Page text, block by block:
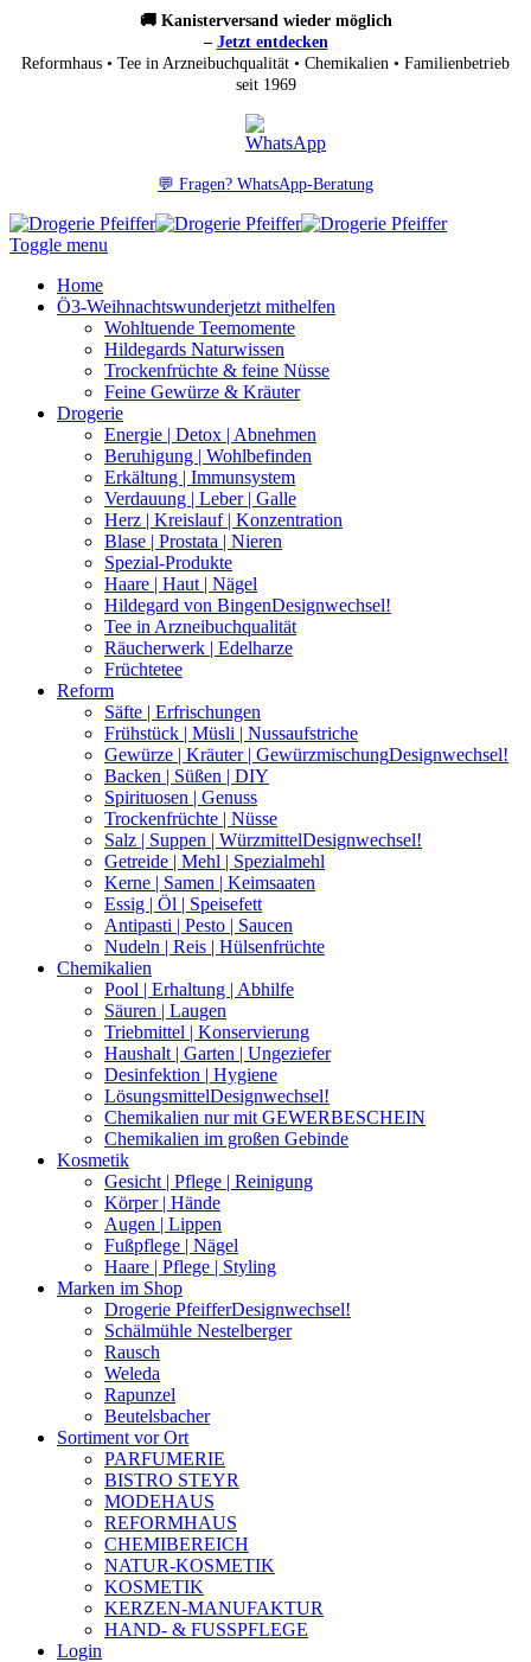
🚚 Kanisterversand wieder möglich
– Jetzt entdecken
Reformhaus • Tee in Arzneibuchqualität • Chemikalien • Familienbetrieb
seit 1969
💬 Fragen? WhatsApp-Beratung
Toggle menu
Home
Ö3-Weihnachtswunderjetzt mithelfen
Wohltuende Teemomente
Hildegards Naturwissen
Trockenfrüchte & feine Nüsse
Feine Gewürze & Kräuter
Drogerie
Energie | Detox | Abnehmen
Beruhigung | Wohlbefinden
Erkältung | Immunsystem
Verdauung | Leber | Galle
Herz | Kreislauf | Konzentration
Blase | Prostata | Nieren
Spezial-Produkte
Haare | Haut | Nägel
Hildegard von BingenDesignwechsel!
Tee in Arzneibuchqualität
Räucherwerk | Edelharze
Früchtetee
Reform
Säfte | Erfrischungen
Frühstück | Müsli | Nussaufstriche
Gewürze | Kräuter | GewürzmischungDesignwechsel!
Backen | Süßen | DIY
Spirituosen | Genuss
Trockenfrüchte | Nüsse
Salz | Suppen | WürzmittelDesignwechsel!
Getreide | Mehl | Spezialmehl
Kerne | Samen | Keimsaaten
Essig | Öl | Speisefett
Antipasti | Pesto | Saucen
Nudeln | Reis | Hülsenfrüchte
Chemikalien
Pool | Erhaltung | Abhilfe
Säuren | Laugen
Triebmittel | Konservierung
Haushalt | Garten | Ungeziefer
Desinfektion | Hygiene
LösungsmittelDesignwechsel!
Chemikalien nur mit GEWERBESCHEIN
Chemikalien im großen Gebinde
Kosmetik
Gesicht | Pflege | Reinigung
Körper | Hände
Augen | Lippen
Fußpflege | Nägel
Haare | Pflege | Styling
Marken im Shop
Drogerie PfeifferDesignwechsel!
Schälmühle Nestelberger
Rausch
Weleda
Rapunzel
Beutelsbacher
Sortiment vor Ort
PARFUMERIE
BISTRO STEYR
MODEHAUS
REFORMHAUS
CHEMIBEREICH
NATUR-KOSMETIK
KOSMETIK
KERZEN-MANUFAKTUR
HAND- & FUSSPFLEGE
Login